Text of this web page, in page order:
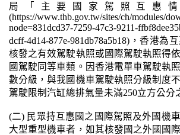
局「主要國家駕照互惠情
(https://www.thb.gov.tw/sites/ch/modules/
node=831dcd37-7259-47c3-9211-
dcff-4d14-877e-981db78a5b18)，香港為
核發之有效駕駛執照或國際駕駛執照得
國駕駛同等車類。因香港電單車駕駛執
數分級，與我國機車駕駛執照分級制度
駕駛限制汽缸總排氣量未滿250立方公分
(二) 民眾持互惠國之國際駕照及外國機
大型重型機車者，如其核發國之外國國